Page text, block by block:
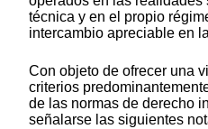
técnica y en el propio
intercambio apreciable en
Con objeto de ofrecer una
criterios
de las normas de derecho
señalarse las siguientes